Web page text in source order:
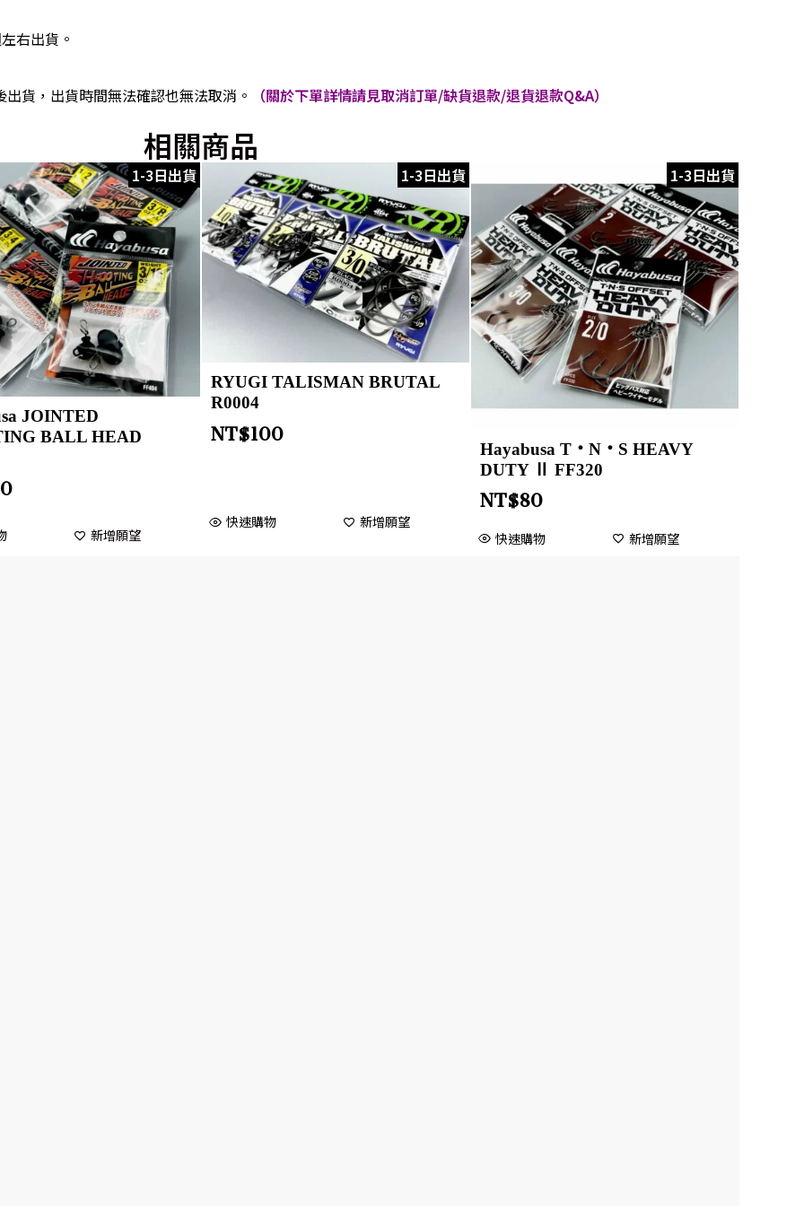
右出貨。
貨，出貨時間無法確認也無法取消。 （關於下單詳情請見取消訂單/缺貨退款/退貨退款Q&A）
相關商品
1-3日出貨
JOINTED
BALL HEAD
新增願望
1-3日出貨
RYUGI TALISMAN BRUTAL
R0004
NT$100
快速購物 新增願望
1-3日出貨
Hayabusa T・N・S HEAVY
DUTY Ⅱ FF320
NT$80
快速購物 新增願望